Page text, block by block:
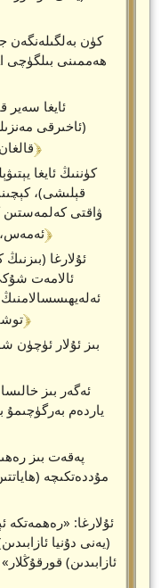
كۈن بەلگىلەنگەن
ھەممىنى بىلگۈچى
ئايغا سەير
(ئاخىرقى
﴾ 39 ﴿
كۈننىڭ ئايغا
قېلىشى)،
ۋاقتى كەلمەستىن
ئەمەس،﴾ 40 ﴿
ئۇلارغا
ئالامەت
﴾ 41 ﴿
بىز ئۇلار ئۈچۈن
ئەگەر بىز
ياردەم بەرگۈچىمۇ
پەقەت بىز
مۇددەتكىچە
ئۇلارغا: «رەھمەتكە
(يەنى دۇنيا
ئازابىدىن)